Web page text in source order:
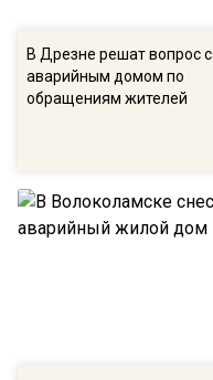
В Дрезне решат вопрос с
аварийным домом по
обращениям жителей